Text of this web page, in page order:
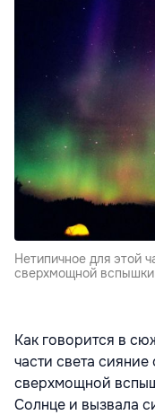
Нетипичное для этой
сверхмощной вспышки
Как говорится в
части света
сверхмощной
Солнце и вызвала